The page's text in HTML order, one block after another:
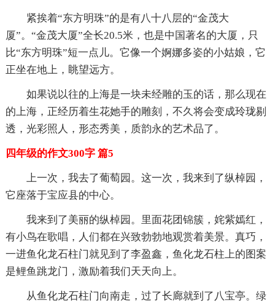
紧挨着“东方明珠”的是有八十八层的“金茂大
厦”。“金茂大厦”全长20.5米，也是中国著名的大厦，只
比“东方明珠”短一点儿。它像一个婀娜多姿的小姑娘，它
正坐在地上，眺望远方。
如果说以往的上海是一块未经雕的玉的话，那么现在
的上海，正经历着生花她手的雕刻，不久将会变成玲珑剔
透，光彩照人，形态秀美，质韵永的艺术品了。
四年级的作文300字 篇5
上一次，我去了葡萄园。这一次，我来到了纵棹园，
它座落于宝应县的中心。
我来到了美丽的纵棹园。里面花团锦簇，姹紫嫣红，
有小鸟在歌唱，人们都在兴致勃勃地观赏着美景。真巧，
一进鱼化龙石柱门就见到了李盈鑫，鱼化龙石柱上的图案
是鲤鱼跳龙门，激励着我们天天向上。
从鱼化龙石柱门向南走，过了长廊就到了八宝亭。绿